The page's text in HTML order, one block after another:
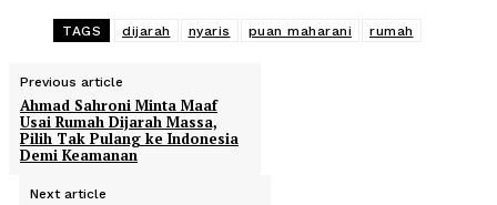
TAGS dijarah nyaris puan maharani rumah
Previous article
Ahmad Sahroni Minta Maaf
Usai Rumah Dijarah Massa,
Pilih Tak Pulang ke Indonesia
Demi Keamanan
Next article